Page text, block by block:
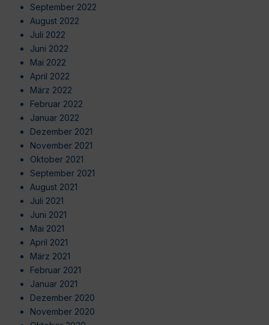
September 2022
August 2022
Juli 2022
Juni 2022
Mai 2022
April 2022
März 2022
Februar 2022
Januar 2022
Dezember 2021
November 2021
Oktober 2021
September 2021
August 2021
Juli 2021
Juni 2021
Mai 2021
April 2021
März 2021
Februar 2021
Januar 2021
Dezember 2020
November 2020